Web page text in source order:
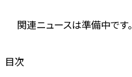
関連ニュースは準備中です。
目次